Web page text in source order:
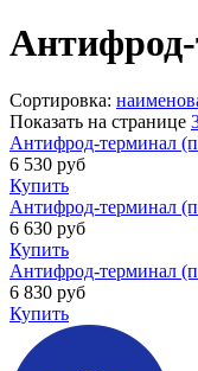
Сортировка:
Показать на странице
Антифрод-терминал
6 530 руб
Купить
Антифрод-терминал
6 630 руб
Купить
Антифрод-терминал
6 830 руб
Купить